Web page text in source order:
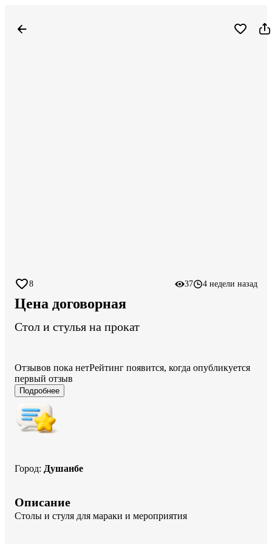
8 37 4 недели назад
Цена договорная
Стол и стулья на прокат
Отзывов пока нетРейтинг появится, когда опубликуется
первый отзыв
Подробнее
Город: Душанбе
Описание
Столы и стуля для мараки и мероприятия